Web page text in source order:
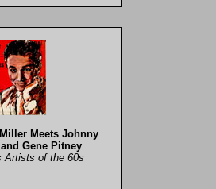
Meets Johnny
Gene Pitney
Artists of the 60s